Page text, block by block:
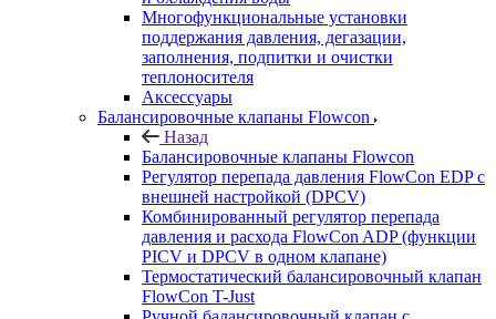
Многофункциональные установки
поддержания давления, дегазации,
заполнения, подпитки и очистки
теплоносителя
Аксессуары
Балансировочные клапаны Flowcon
Назад
Балансировочные клапаны Flowcon
Регулятор перепада давления FlowСon EDP с
внешней настройкой (DPCV)
Комбинированный регулятор перепада
давления и расхода FlowСon ADP (функции
PICV и DPCV в одном клапане)
Термостатический балансировочный клапан
FlowСon T-Just